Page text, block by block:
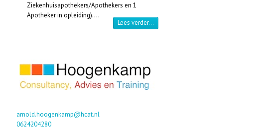
Ziekenhuisapothekers/Apothekers en 1
Apotheker in opleiding).…
Lees verder…
arnold.hoogenkamp@hcat.nl
0624204280